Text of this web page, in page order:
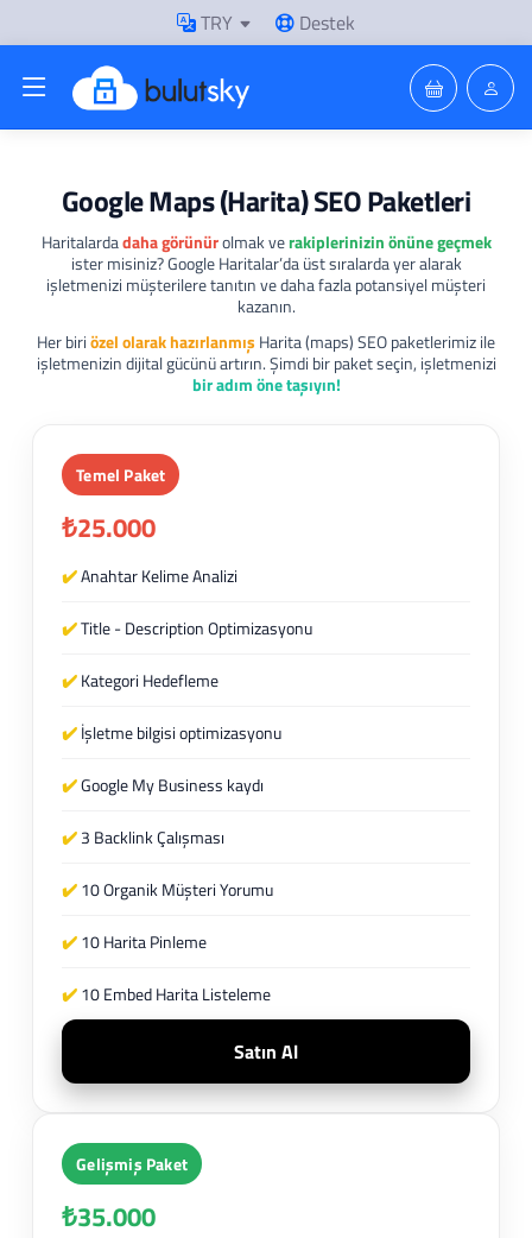
TRY Destek
Google Maps (Harita) SEO Paketleri
Haritalardadaha görünürolmak verakiplerinizin önüne geçmek
ister misiniz? Google Haritalar’da üst sıralarda yer alarak
işletmenizi müşterilere tanıtın ve daha fazla potansiyel müşteri
kazanın.
Her biriözel olarak hazırlanmış Harita (maps) SEO paketlerimiz ile
işletmenizin dijital gücünü artırın. Şimdi bir paket seçin, işletmenizi
bir adım öne taşıyın!
Temel Paket
₺25.000
✔️Anahtar Kelime Analizi
✔️Title - Description Optimizasyonu
✔️Kategori Hedefleme
✔️İşletme bilgisi optimizasyonu
✔️Google My Business kaydı
✔️3 Backlink Çalışması
✔️10 Organik Müşteri Yorumu
✔️10 Harita Pinleme
✔️10 Embed Harita Listeleme
Satın Al
Gelişmiş Paket
₺35.000